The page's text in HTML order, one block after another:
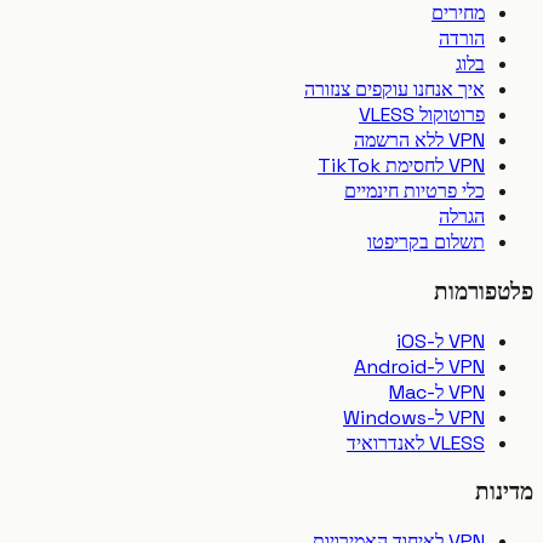
מחירים
הורדה
בלוג
איך אנחנו עוקפים צנזורה
פרוטוקול VLESS
VPN ללא הרשמה
VPN לחסימת TikTok
כלי פרטיות חינמיים
הגרלה
תשלום בקריפטו
VPN ל-iOS
VPN ל-Android
VPN ל-Mac
VPN ל-Windows
VLESS לאנדרואיד